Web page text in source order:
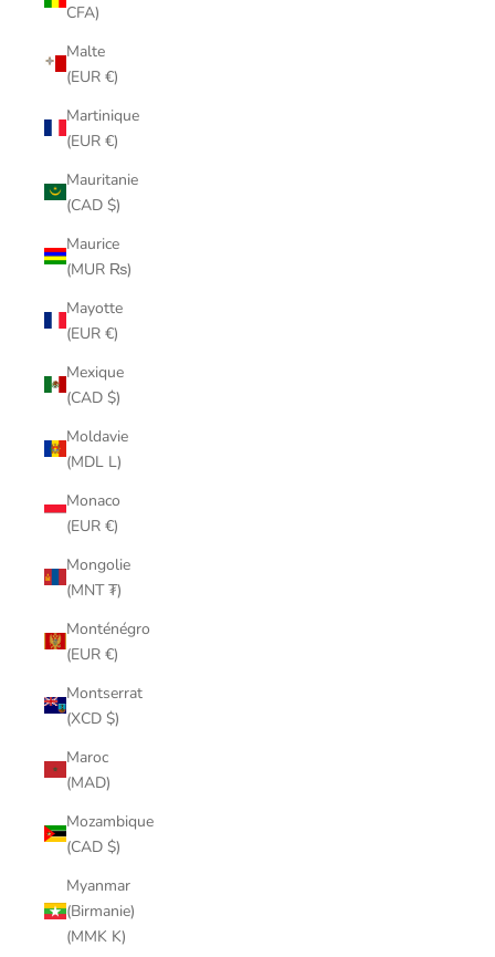
CFA)
Malte
(EUR €)
Martinique
(EUR €)
Mauritanie
(CAD $)
Maurice
(MUR ₨)
Mayotte
(EUR €)
Mexique
(CAD $)
Moldavie
(MDL L)
Monaco
(EUR €)
Mongolie
(MNT ₮)
Monténégro
(EUR €)
Montserrat
(XCD $)
Maroc
(MAD)
Mozambique
(CAD $)
Myanmar
(Birmanie)
(MMK K)